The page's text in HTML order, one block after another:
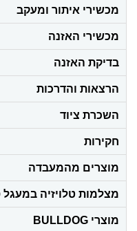
מכשירי איתור ומעקב
מכשירי האזנה
בדיקת האזנה
הרצאות והדרכות
השכרת ציוד
חקירות
מוצרים מהמעבדה
מצלמות טלויזיה במעגל
מוצרי BULLDOG